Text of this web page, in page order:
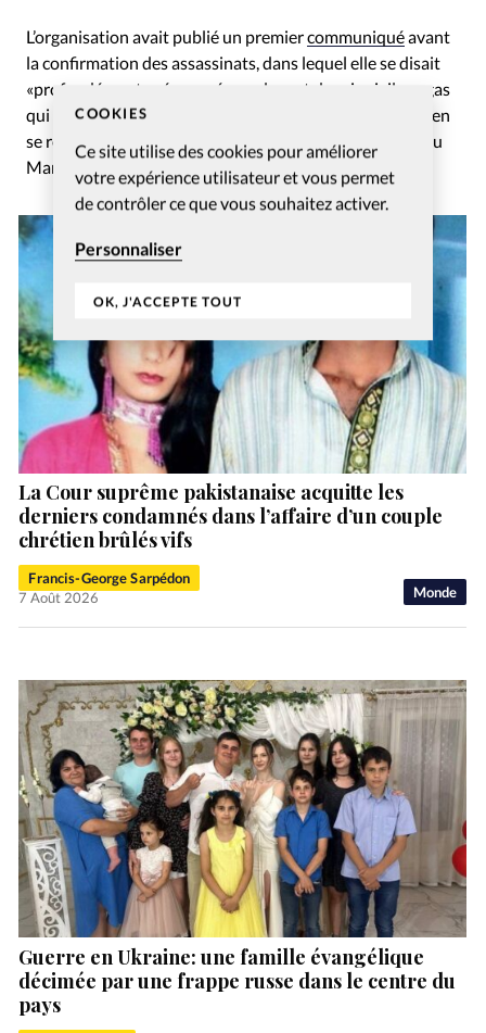
COOKIES
Ce site utilise des cookies pour améliorer
votre expérience utilisateur et vous permet
de contrôler ce que vous souhaitez activer.
Personnaliser
OK, J'ACCEPTE TOUT
L’organisation avait publié un premiercommuniquéavant
la confirmation des assassinats, dans lequel elle se disait
«profondément préoccupée par le sort des six civils nagas
qui [n’avaient] pas encore retrouvé leurs familles», tout en
se réjouissant de la libération de quatorze civils Kukis au
Manipur le 9 juin.
Monde
La Cour suprême pakistanaise acquitte les
derniers condamnés dans l’affaire d’un couple
chrétien brûlés vifs
Francis-George Sarpédon
7 Août 2026
Guerre en Ukraine: une famille évangélique
décimée par une frappe russe dans le centre du
pays